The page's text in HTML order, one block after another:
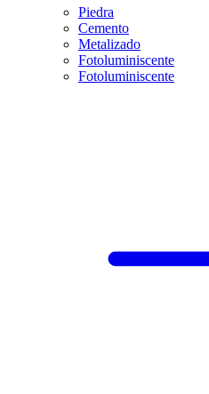
Piedra
Cemento
Metalizado
Fotoluminiscente
Fotoluminiscente